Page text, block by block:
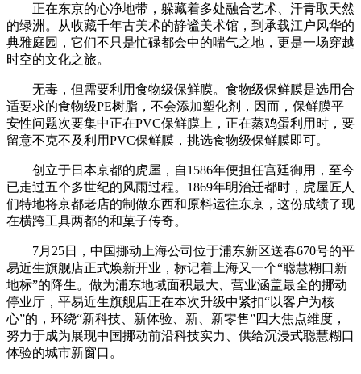
正在东京的心净地带，躲藏着多处融合艺术、汗青取天然
的绿洲。从收藏千年古美术的静谧美术馆，到承载江户风华的
典雅庭园，它们不只是忙碌都会中的喘气之地，更是一场穿越
时空的文化之旅。
无毒，但需要利用食物级保鲜膜。食物级保鲜膜是选用合
适要求的食物级PE树脂，不会添加塑化剂，因而，保鲜膜平
安性问题次要集中正在PVC保鲜膜上，正在蒸鸡蛋利用时，要
留意不克不及利用PVC保鲜膜，挑选食物级保鲜膜即可。
创立于日本京都的虎屋，自1586年便担任宫廷御用，至今
已走过五个多世纪的风雨过程。1869年明治迁都时，虎屋匠人
们特地将京都老店的制做东西和原料运往东京，这份成绩了现
在横跨工具两都的和菓子传奇。
7月25日，中国挪动上海公司位于浦东新区送春670号的平
易近生旗舰店正式焕新开业，标记着上海又一个“聪慧糊口新
地标”的降生。做为浦东地域面积最大、营业涵盖最全的挪动
停业厅，平易近生旗舰店正在本次升级中紧扣“以客户为核
心”的，环绕“新科技、新体验、新、新零售”四大焦点维度，
努力于成为展现中国挪动前沿科技实力、供给沉浸式聪慧糊口
体验的城市新窗口。